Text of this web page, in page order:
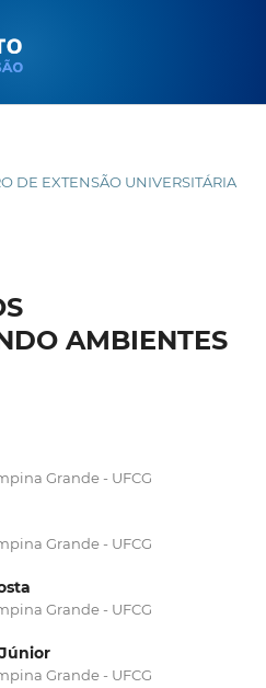
DE EXTENSÃO UNIVERSITÁRIA
AMBIENTES
Grande - UFCG
Grande - UFCG
Grande - UFCG
Grande - UFCG